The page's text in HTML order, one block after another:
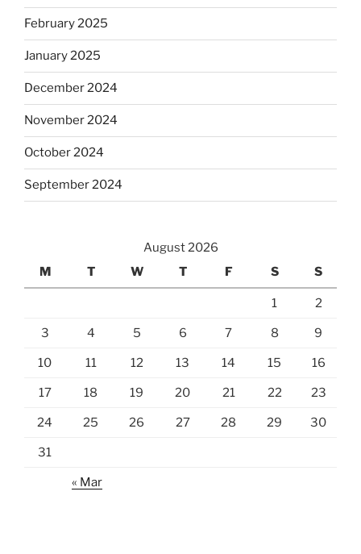
February 2025
January 2025
December 2024
November 2024
October 2024
September 2024
August 2026
M
T W T F S S
1 2
3 4 5 6 7 8 9
10 11 12 13 14 15 16
17 18 19 20 21 22 23
24 25 26 27 28 29 30
31
« Mar